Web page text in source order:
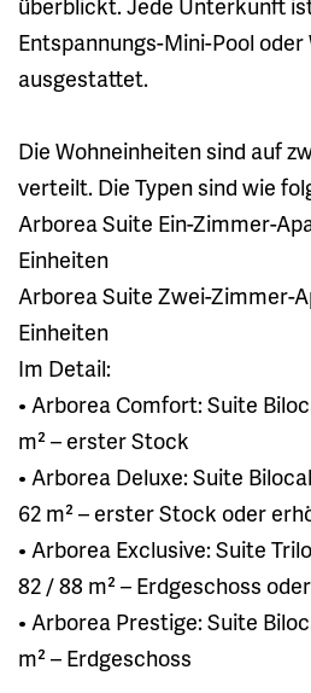
Entspannungs-Mini-Pool oder
ausgestattet.
Die Wohneinheiten sind auf
verteilt. Die Typen sind wie
Arborea Suite Ein-Zimmer-
Einheiten
Arborea Suite Zwei-Zimmer-
Einheiten
Im Detail:
• Arborea Comfort: Suite
m² – erster Stock
• Arborea Deluxe: Suite
62 m² – erster Stock oder
• Arborea Exclusive: Suite
82 / 88 m² – Erdgeschoss
• Arborea Prestige: Suite
m² – Erdgeschoss